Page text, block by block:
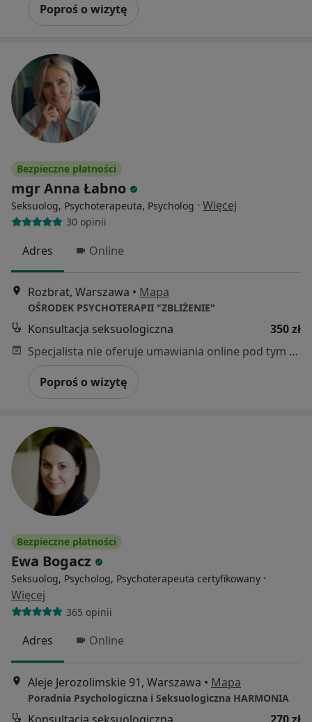
Poproś o wizytę
Bezpieczne płatności
mgr Anna Łabno
Seksuolog, Psychoterapeuta, Psycholog · Więcej
30 opinii
Adres Online
Rozbrat, Warszawa • Mapa
OŚRODEK PSYCHOTERAPII "ZBLIŻENIE"
Konsultacja seksuologiczna
350 zł
Specjalista nie oferuje umawiania online pod tym adresem.
Poproś o wizytę
Bezpieczne płatności
Ewa Bogacz
Seksuolog, Psycholog, Psychoterapeuta certyfikowany ·
Więcej
365 opinii
Adres Online
Aleje Jerozolimskie 91, Warszawa • Mapa
Poradnia Psychologiczna i Seksuologiczna HARMONIA